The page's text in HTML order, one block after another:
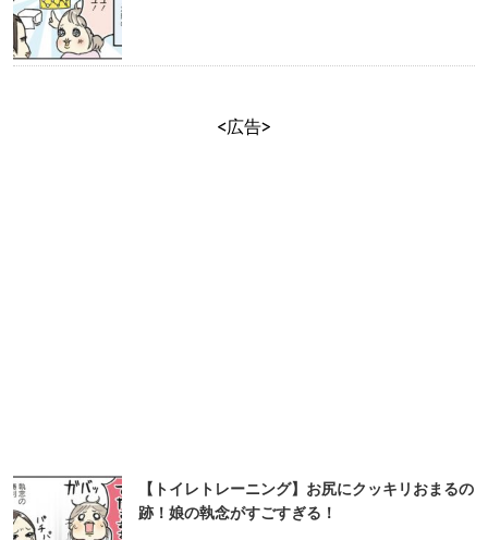
<広告>
【トイレトレーニング】お尻にクッキリおまるの
跡！娘の執念がすごすぎる！